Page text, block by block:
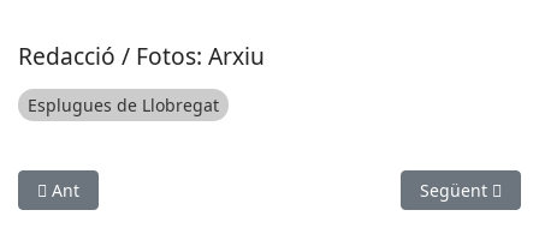
Redacció / Fotos: Arxiu
Esplugues de Llobregat
Article anterior: Valoració positiva del pla d’intervenció
Ant Article
Següent